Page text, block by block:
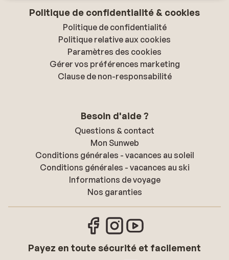
Politique de confidentialité & cookies
Politique de confidentialité
Politique relative aux cookies
Paramètres des cookies
Gérer vos préférences marketing
Clause de non-responsabilité
Besoin d'aide ?
Questions & contact
Mon Sunweb
Conditions générales - vacances au soleil
Conditions générales - vacances au ski
Informations de voyage
Nos garanties
Payez en toute sécurité et facilement